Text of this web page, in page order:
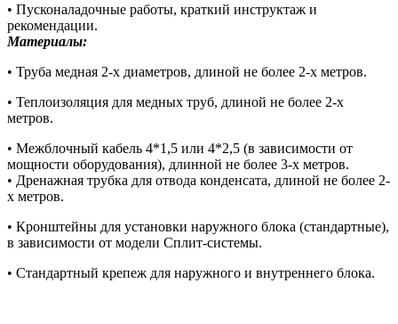
• Пусконаладочные работы, краткий инструктаж и
рекомендации.
Материалы:
• Труба медная 2-х диаметров, длиной не более 2-х метров.
• Теплоизоляция для медных труб, длиной не более 2-х
метров.
• Межблочный кабель 4*1,5 или 4*2,5 (в зависимости от
мощности оборудования), длинной не более 3-х метров.
• Дренажная трубка для отвода конденсата, длиной не более 2-
х метров.
• Кронштейны для установки наружного блока (стандартные),
в зависимости от модели Сплит-системы.
• Стандартный крепеж для наружного и внутреннего блока.